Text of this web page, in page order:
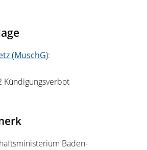
(MuschG):
Kündigungsverbot
Baden-